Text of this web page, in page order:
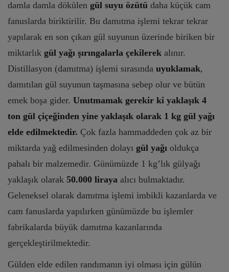
damla damla dökülen gül suyu özütü daha küçük cam
fanuslarda biriktirilir. Bu damıtma işlemi tekrar tekrar
yapılarak en son çıkan gül suyunun üzerinde biriken bir
miktarlık gül yağı şırıngalarla çekilerek alınır.
Distillasyon (damıtma) işlemi sırasında uyuklamak,
damıtılan gül suyunun taşmasına sebep olur ve bütün
emek boşa gider. Unutmamak gerekir ki yaklaşık 4
ton gül çiçeğinden yine yaklaşık olarak 1 kg gül yağı
elde edilmektedir. Çok fazla hammaddeden çok az bir
miktarda yağ edilmesinden dolayı gül yağı oldukça
pahalı bir malzemedir. Günümüzde 1 kg’lık gülyağı
yaklaşık olarak 50.000 liraya alıcı bulmaktadır.
Geleneksel olarak damıtma işlemi imbikli kazanlarda ve
cam fanuslarda yapılırken günümüzde bu işlemler
fabrikalarda büyük damıtma kazanlarında
gerçekleştirilmektedir.
Gülden elde edilen randımanın iyi olması için gülün